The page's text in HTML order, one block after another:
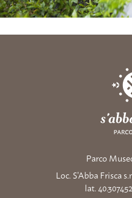
Parco
Loc. S'Abba Frisca
lat.